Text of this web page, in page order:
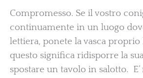
Compromesso. Se il vostro
continuamente in un luogo
lettiera, ponete la vasca proprio
questo significa ridisporre la
spostare un tavolo in salotto.